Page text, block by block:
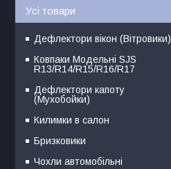
Усі товари
Дефлектори вікон (Вітровики)
Ковпаки Модельні SJS
R13/R14/R15/R16/R17
Дефлектори капоту
(Мухобойки)
Килимки в салон
Бризковики
Чохли автомобільні